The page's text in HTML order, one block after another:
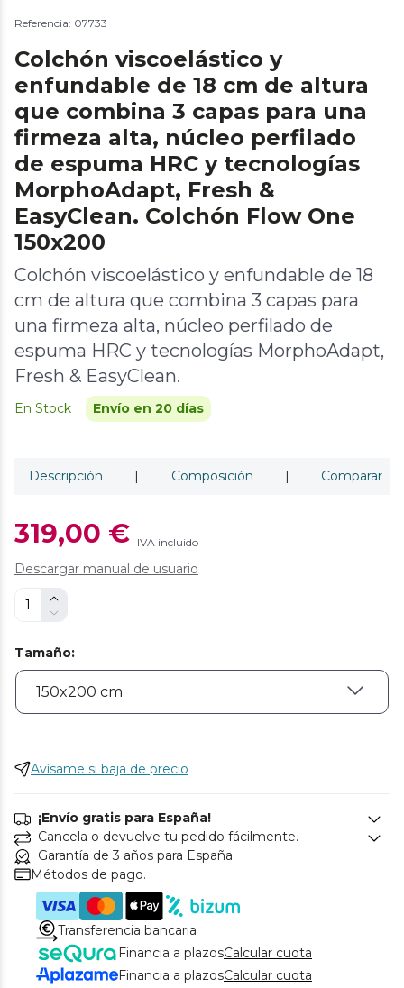
Referencia: 07733
Colchón viscoelástico y
enfundable de 18 cm de altura
que combina 3 capas para una
firmeza alta, núcleo perfilado
de espuma HRC y tecnologías
MorphoAdapt, Fresh &
EasyClean. Colchón Flow One
150x200
Colchón viscoelástico y enfundable de 18
cm de altura que combina 3 capas para
una firmeza alta, núcleo perfilado de
espuma HRC y tecnologías MorphoAdapt,
Fresh & EasyClean.
En Stock Envío en 20 días
Descripción | Composición | Comparar
319,00 € IVA incluido
Descargar manual de usuario
Tamaño:
Avísame si baja de precio
¡Envío gratis para España!
Cancela o devuelve tu pedido fácilmente.
Garantía de 3 años para España.
Métodos de pago.
Transferencia bancaria
Financia a plazosCalcular cuota
Financia a plazosCalcular cuota